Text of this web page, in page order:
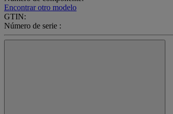
Encontrar otro modelo
GTIN:
Número de serie :